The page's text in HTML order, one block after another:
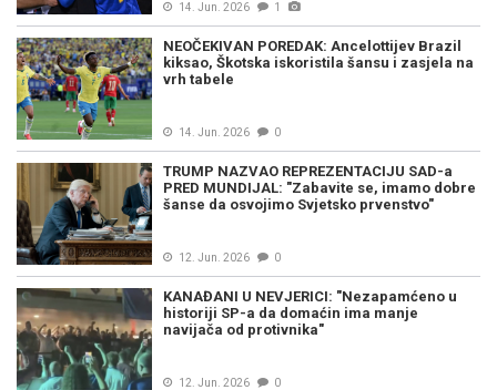
14. Jun. 2026 1
NEOČEKIVAN POREDAK: Ancelottijev Brazil
kiksao, Škotska iskoristila šansu i zasjela na
vrh tabele
14. Jun. 2026 0
TRUMP NAZVAO REPREZENTACIJU SAD-a
PRED MUNDIJAL: "Zabavite se, imamo dobre
šanse da osvojimo Svjetsko prvenstvo"
12. Jun. 2026 0
KANAĐANI U NEVJERICI: "Nezapamćeno u
historiji SP-a da domaćin ima manje
navijača od protivnika"
12. Jun. 2026 0